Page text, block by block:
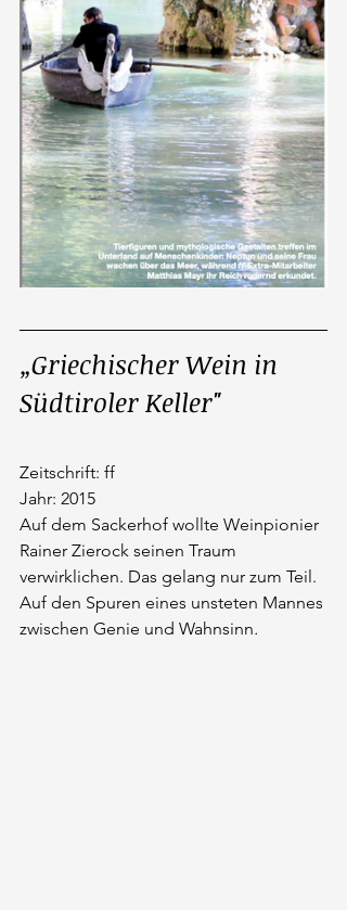
„Griechischer Wein in
Südtiroler Keller"
Zeitschrift: ff
Jahr: 2015
Auf dem Sackerhof wollte Weinpionier
Rainer Zierock seinen Traum
verwirklichen. Das gelang nur zum Teil.
Auf den Spuren eines unsteten Mannes
zwischen Genie und Wahnsinn.